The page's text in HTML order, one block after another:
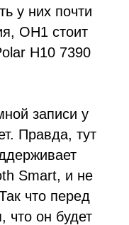
у них почти
OH1 стоит
H10 7390
записи у
Правда, тут
Smart, и не
что перед
что он будет